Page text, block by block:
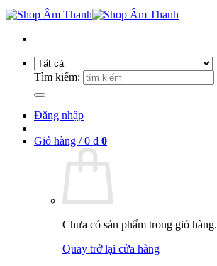
Tìm kiếm:
Đăng nhập
Giỏ hàng /0 ₫ 0
Chưa có sản phẩm trong giỏ hàng.
Quay trở lại cửa hàng